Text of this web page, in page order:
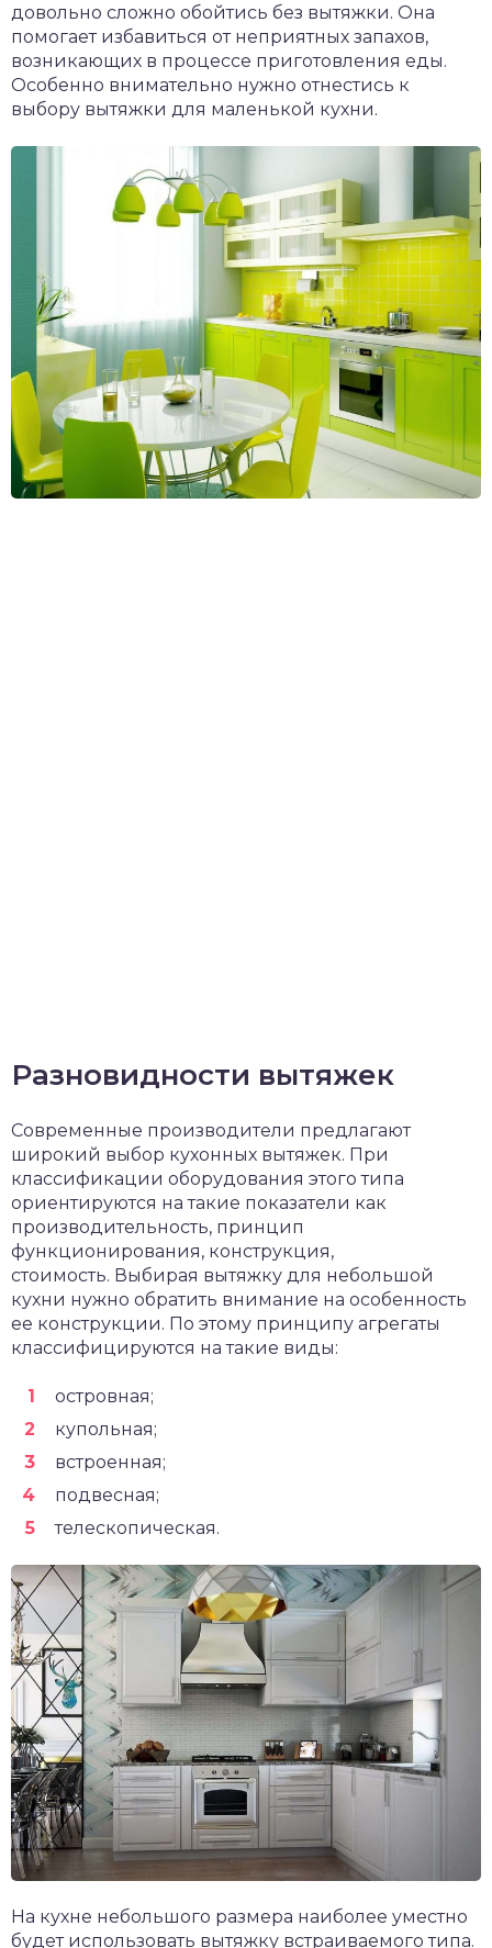
довольно сложно обойтись без вытяжки. Она
помогает избавиться от неприятных запахов,
возникающих в процессе приготовления еды.
Особенно внимательно нужно отнестись к
выбору вытяжки для маленькой кухни.
Разновидности вытяжек
Современные производители предлагают
широкий выбор кухонных вытяжек. При
классификации оборудования этого типа
ориентируются на такие показатели как
производительность, принцип
функционирования, конструкция,
стоимость. Выбирая вытяжку для небольшой
кухни нужно обратить внимание на особенность
ее конструкции. По этому принципу агрегаты
классифицируются на такие виды:
островная;
купольная;
встроенная;
подвесная;
телескопическая.
На кухне небольшого размера наиболее уместно
будет использовать вытяжку встраиваемого типа.